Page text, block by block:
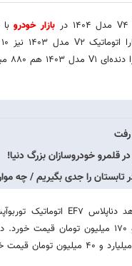
بازار خودرو
قلمرو خودروسازان بزرگ دنیا!
را جدی بگیریم / چه